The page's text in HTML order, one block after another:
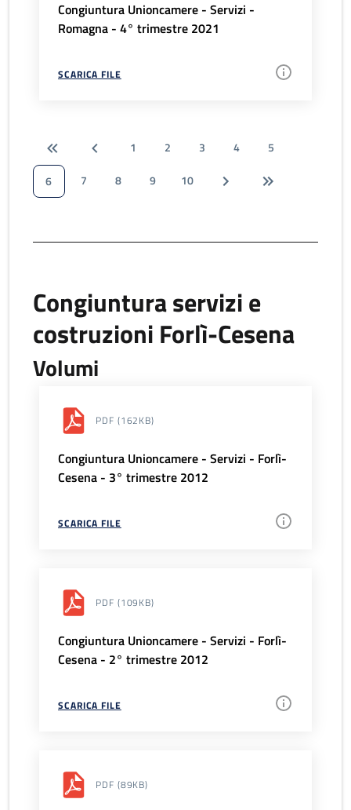
Congiuntura Unioncamere - Servizi -
Romagna - 4° trimestre 2021
SCARICA FILE
1 2 3 4
5
6
7 8 9 10
Congiuntura servizi e
costruzioni Forlì-Cesena
Volumi
PDF (162KB)
Congiuntura Unioncamere - Servizi - Forlì-
Cesena - 3° trimestre 2012
SCARICA FILE
PDF (109KB)
Congiuntura Unioncamere - Servizi - Forlì-
Cesena - 2° trimestre 2012
SCARICA FILE
PDF (89KB)